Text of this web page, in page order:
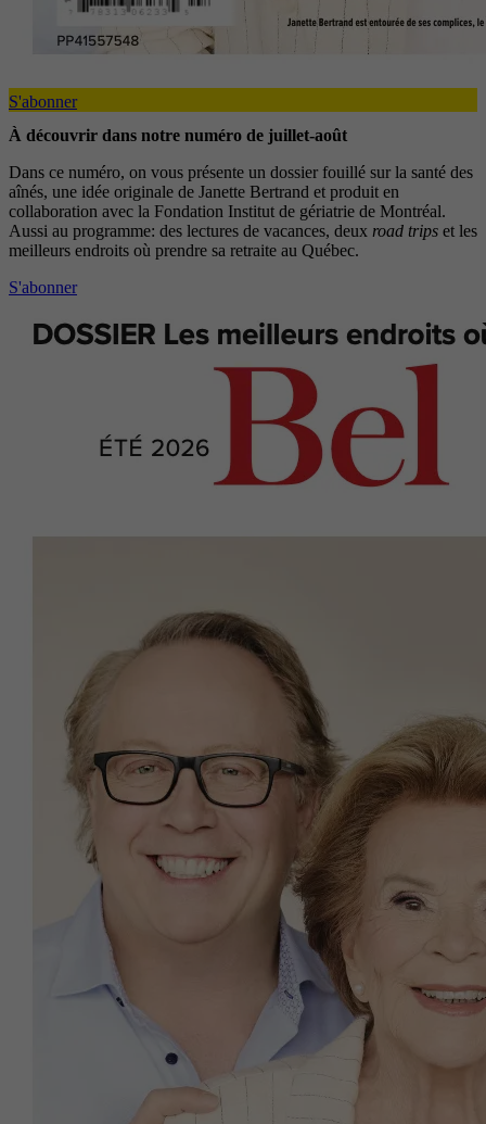
S'abonner
À découvrir dans notre numéro de juillet-août
Dans ce numéro, on vous présente un dossier fouillé sur la santé des
aînés, une idée originale de Janette Bertrand et produit en
collaboration avec la Fondation Institut de gériatrie de Montréal.
Aussi au programme: des lectures de vacances, deux road trips et les
meilleurs endroits où prendre sa retraite au Québec.
S'abonner